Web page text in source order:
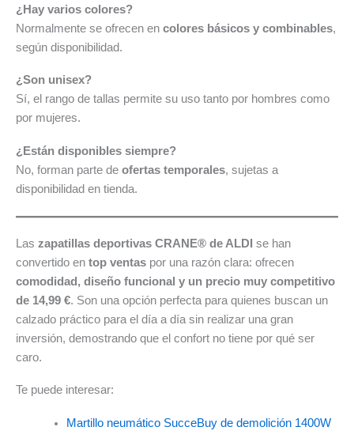
¿Hay varios colores?
Normalmente se ofrecen en colores básicos y combinables,
según disponibilidad.
¿Son unisex?
Sí, el rango de tallas permite su uso tanto por hombres como
por mujeres.
¿Están disponibles siempre?
No, forman parte de ofertas temporales, sujetas a
disponibilidad en tienda.
Las zapatillas deportivas CRANE® de ALDI se han
convertido en top ventas por una razón clara: ofrecen
comodidad, diseño funcional y un precio muy competitivo
de 14,99 €. Son una opción perfecta para quienes buscan un
calzado práctico para el día a día sin realizar una gran
inversión, demostrando que el confort no tiene por qué ser
caro.
Te puede interesar:
Martillo neumático SucceBuy de demolición 1400W